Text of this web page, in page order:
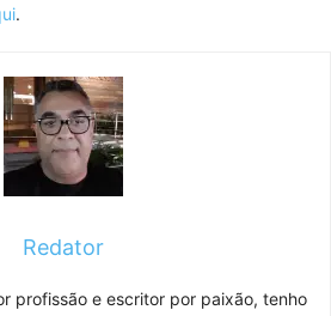
.
Redator
profissão e escritor por paixão, tenho